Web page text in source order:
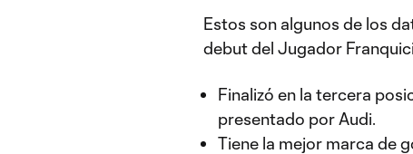
Estos son algunos de los
debut del Jugador
Finalizó en la tercera
presentado por Audi.
Tiene la mejor marca de